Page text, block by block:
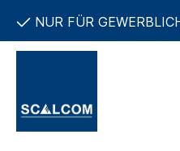
NUR FÜR